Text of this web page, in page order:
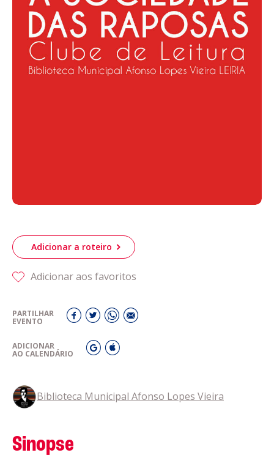
Adicionar a roteiro
Adicionar aos favoritos
PARTILHAR
EVENTO
ADICIONAR
AO CALENDÁRIO
Biblioteca Municipal Afonso Lopes Vieira
Sinopse